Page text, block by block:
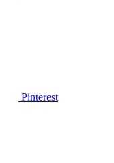
Pinterest